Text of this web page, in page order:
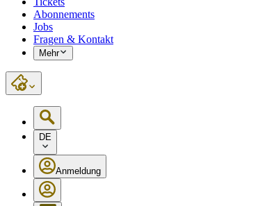
Abonnements
Jobs
Fragen & Kontakt
Mehr
DE
Anmeldung